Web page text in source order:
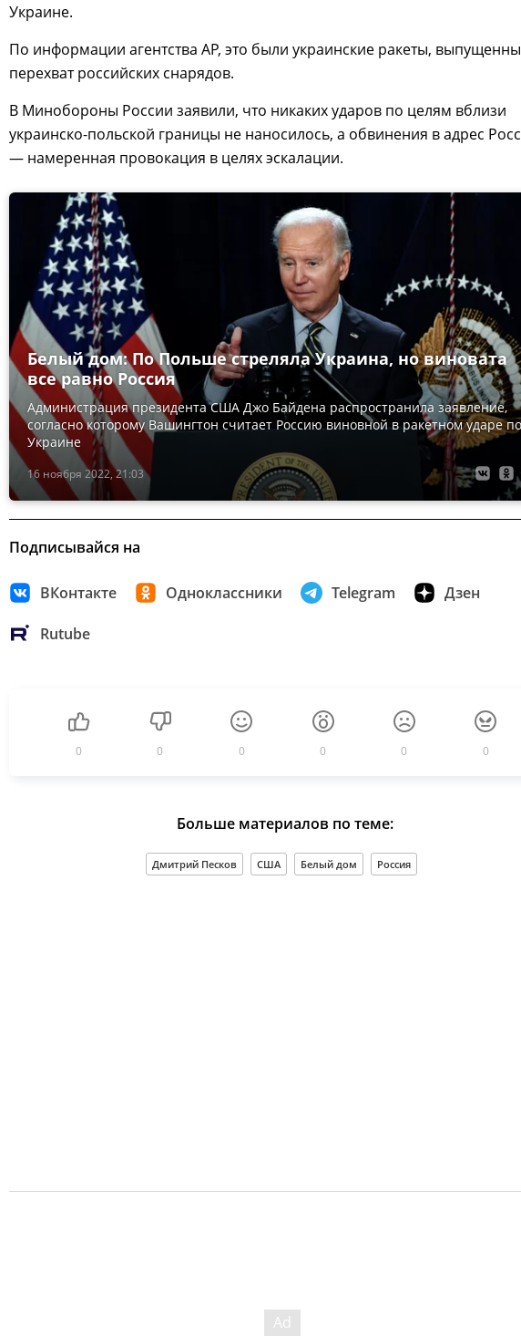
Украине.
По информации агентства AP, это были украинские ракеты,
перехват российских снарядов.
В Минобороны России заявили, что никаких ударов по целям вблизи
украинско-польской границы не наносилось, а обвинения в адрес
— намеренная провокация в целях эскалации.
16 ноября 2022, 21:03
Белый дом: По Польше стреляла Украина, но виновата
все равно Россия
Администрация президента США Джо Байдена распространила заявление,
согласно которому Вашингтон считает Россию виновной в ракетном ударе по
Украине
Подписывайся на
ВКонтакте Одноклассники Telegram Дзен
Rutube
0 0 0 0 0 0
Больше материалов по теме:
Дмитрий Песков США Белый дом Россия